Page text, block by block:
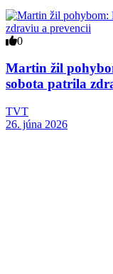
0
Martin žil
sobota patrila
TVT
26. júna 2026